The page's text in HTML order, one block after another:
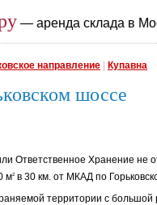
— аренда склада в
направление Купавна
шоссе
Ответственное Хранение не
м2 в 30 км. от МКАД по
территории с большой